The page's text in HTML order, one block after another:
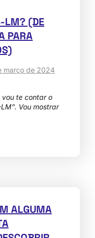
LM? (DE
PARA
março de 2024
vou te contar o
Vou mostrar
ALGUMA